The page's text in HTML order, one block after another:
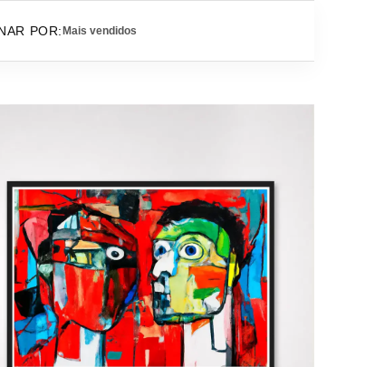
POR: Mais vendidos